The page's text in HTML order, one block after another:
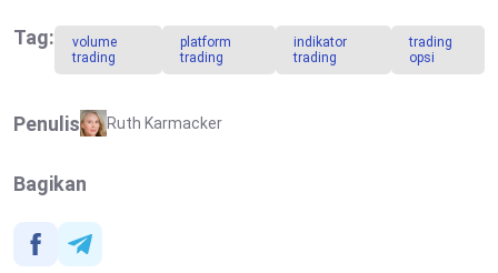
AS Minggu Ini
Lengkap ke
Pola
Pembalikan
Tag:
volume
trading
platform
trading
indikator
trading
trading
opsi
Penulis Ruth Karmacker
Bagikan